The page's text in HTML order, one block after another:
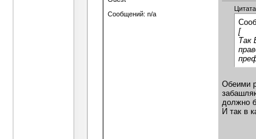
Сообщений: n/a
[
Так
Обеими
должно
И так в